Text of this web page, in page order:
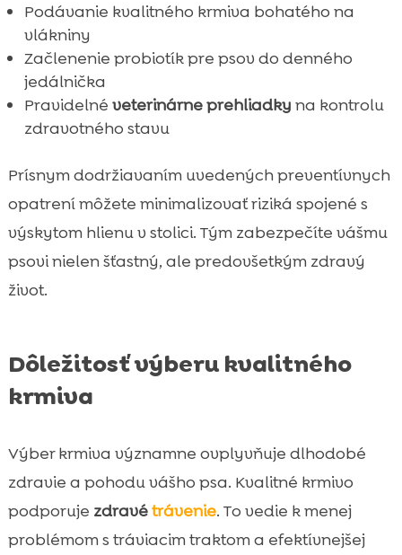
Podávanie kvalitného krmiva bohatého na
vlákniny
Začlenenie probiotík pre psov do denného
jedálnička
Pravidelné veterinárne prehliadky na kontrolu
zdravotného stavu
Prísnym dodržiavaním uvedených preventívnych
opatrení môžete minimalizovať riziká spojené s
výskytom hlienu v stolici. Tým zabezpečíte vášmu
psovi nielen šťastný, ale predovšetkým zdravý
život.
Dôležitosť výberu kvalitného
krmiva
Výber krmiva významne ovplyvňuje dlhodobé
zdravie a pohodu vášho psa. Kvalitné krmivo
podporuje zdravétrávenie. To vedie k menej
problémom s tráviacim traktom a efektívnejšej